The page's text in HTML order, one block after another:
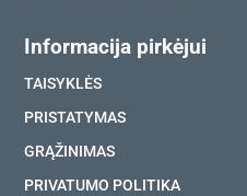
Informacija pirkėjui
TAISYKLĖS
PRISTATYMAS
GRĄŽINIMAS
PRIVATUMO POLITIKA